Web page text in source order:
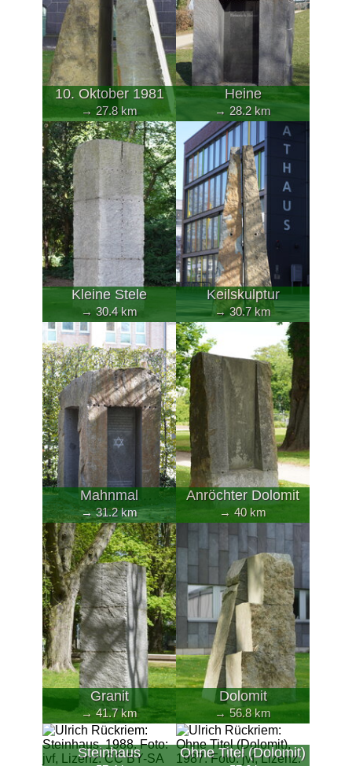
10. Oktober 1981
→ 27.8 km
Heine
→ 28.2 km
Kleine Stele
→ 30.4 km
Keilskulptur
→ 30.7 km
Mahnmal
→ 31.2 km
Anröchter Dolomit
→ 40 km
Granit
→ 41.7 km
Dolomit
→ 56.8 km
Steinhaus Ohne Titel (Dolomit)